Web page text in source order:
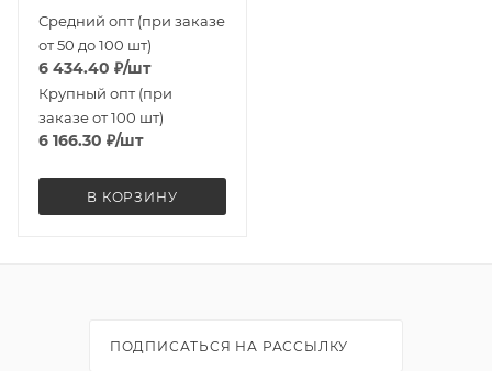
Средний опт (при заказе
от 50 до 100 шт)
6 434.40 ₽/шт
Крупный опт (при
заказе от 100 шт)
6 166.30 ₽/шт
В КОРЗИНУ
ПОДПИСАТЬСЯ НА РАССЫЛКУ